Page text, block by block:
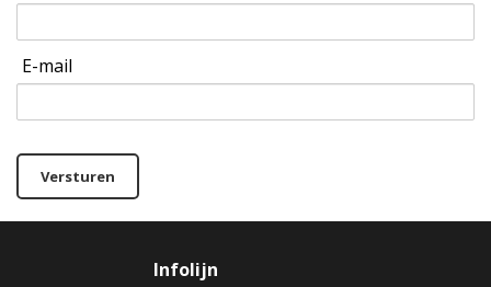
E-mail
Versturen
Infolijn